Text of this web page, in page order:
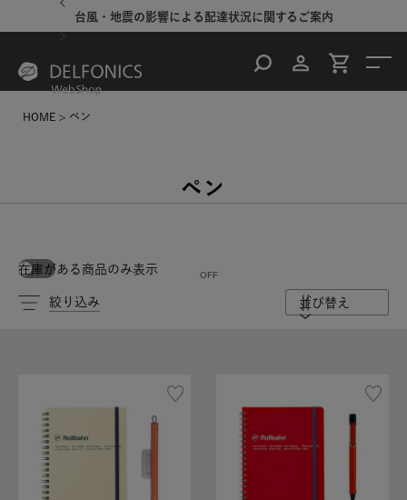
台風・地震の影響による配達状況に関するご案内
HOME ペン
ペン
在庫がある商品のみ表示
絞り込み 並び替え